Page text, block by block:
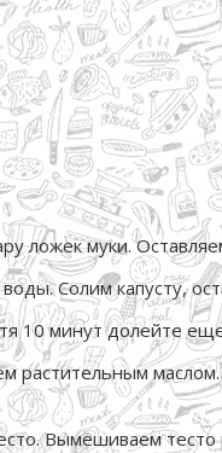
ложек муки.
Солим капусту,
10 минут долейте
растительным
Вымешиваем тесто